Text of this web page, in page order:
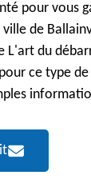
pour vous
de
L'art du
ce type